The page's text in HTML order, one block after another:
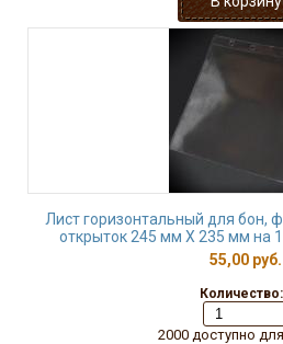
Лист горизонтальный для бон,
открыток 245 мм Х 235 мм на
55,00 руб.
Количество:
2000 доступно